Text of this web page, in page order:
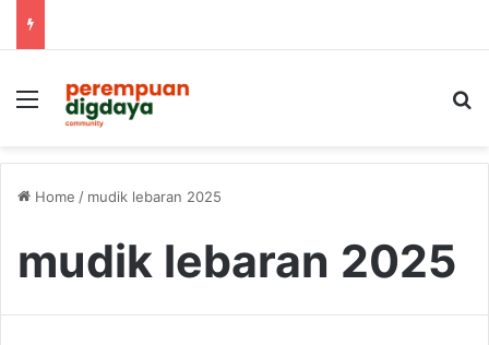
Menu
Home / mudik lebaran 2025
mudik lebaran 2025